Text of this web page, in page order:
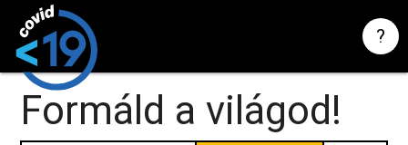
?
Formáld a világod!